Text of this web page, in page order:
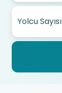
Yolcu Sayısı